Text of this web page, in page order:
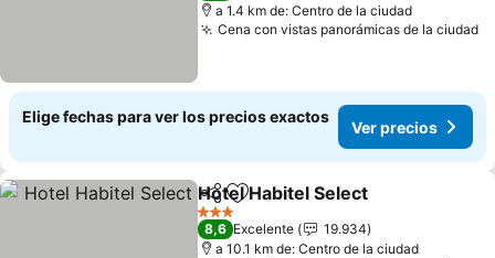
a 1.4 km de: Centro de la ciudad
Cena con vistas panorámicas de la ciudad
Elige fechas para ver los precios exactos
Ver precios
CompartirAgregar a favoritos
Hotel Habitel Select
3 Estrellas
8,6 Excelente
19.934
a 10.1 km de: Centro de la ciudad